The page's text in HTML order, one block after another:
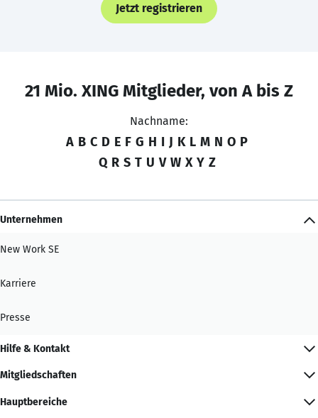
Jetzt registrieren
21 Mio. XING Mitglieder, von A bis Z
Nachname:
A B C D E F G H I J K L M N O P
Q R S T U V W X Y Z
Unternehmen
New Work SE
Karriere
Presse
Hilfe & Kontakt
Mitgliedschaften
Hauptbereiche